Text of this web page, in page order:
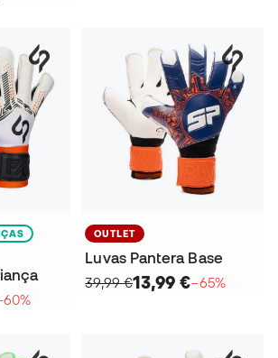
OUTLET
Luvas Pantera Base
39,99 €13,99 €−65%